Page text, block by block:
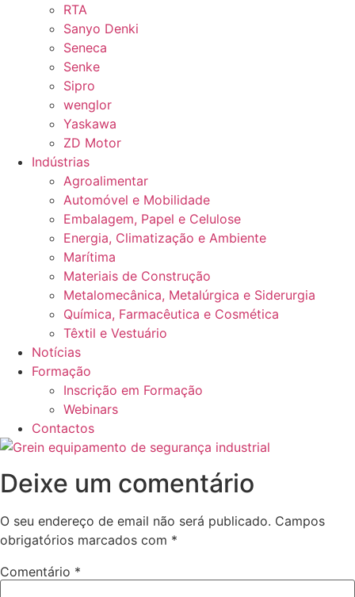
RTA
Sanyo Denki
Seneca
Senke
Sipro
wenglor
Yaskawa
ZD Motor
Indústrias
Agroalimentar
Automóvel e Mobilidade
Embalagem, Papel e Celulose
Energia, Climatização e Ambiente
Marítima
Materiais de Construção
Metalomecânica, Metalúrgica e Siderurgia
Química, Farmacêutica e Cosmética
Têxtil e Vestuário
Notícias
Formação
Inscrição em Formação
Webinars
Contactos
Deixe um comentário
O seu endereço de email não será publicado. Campos
obrigatórios marcados com *
Comentário *